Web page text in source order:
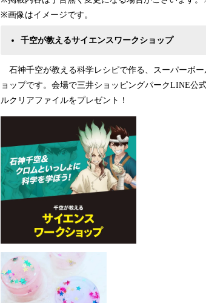
※画像はイメージです。
千空が教えるサイエンスワークショップ
石神千空が教える科学レシピで作る、スーパーボ
ョップです。会場で三井ショッピングパークLINE公
ルクリアファイルをプレゼント！